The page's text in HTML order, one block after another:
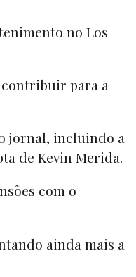
no Los
para a
jornal, incluindo a
de Kevin Merida.
com o
ainda mais a